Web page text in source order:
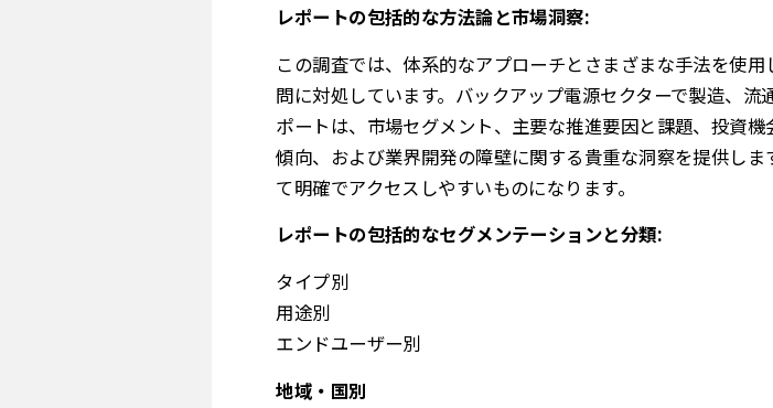
レポートの包括的な方法論と市場洞察:
この調査では、体系的なアプローチとさまざまな手法を使
問に対処しています。バックアップ電源セクターで製造、
ポートは、市場セグメント、主要な推進要因と課題、投資
傾向、および業界開発の障壁に関する貴重な洞察を提供し
て明確でアクセスしやすいものになります。
レポートの包括的なセグメンテーションと分類:
タイプ別
用途別
エンドユーザー別
地域・国別